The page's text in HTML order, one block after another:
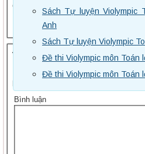
Sách Tự luyện Violympic
Anh
Sách Tự luyện Violympic
Đề thi Violympic môn Toán
Đề thi Violympic môn Toán
Còn nữa ko vậy anh/chị
Trả lời
Email của bạn sẽ không được hiển
Bình luận